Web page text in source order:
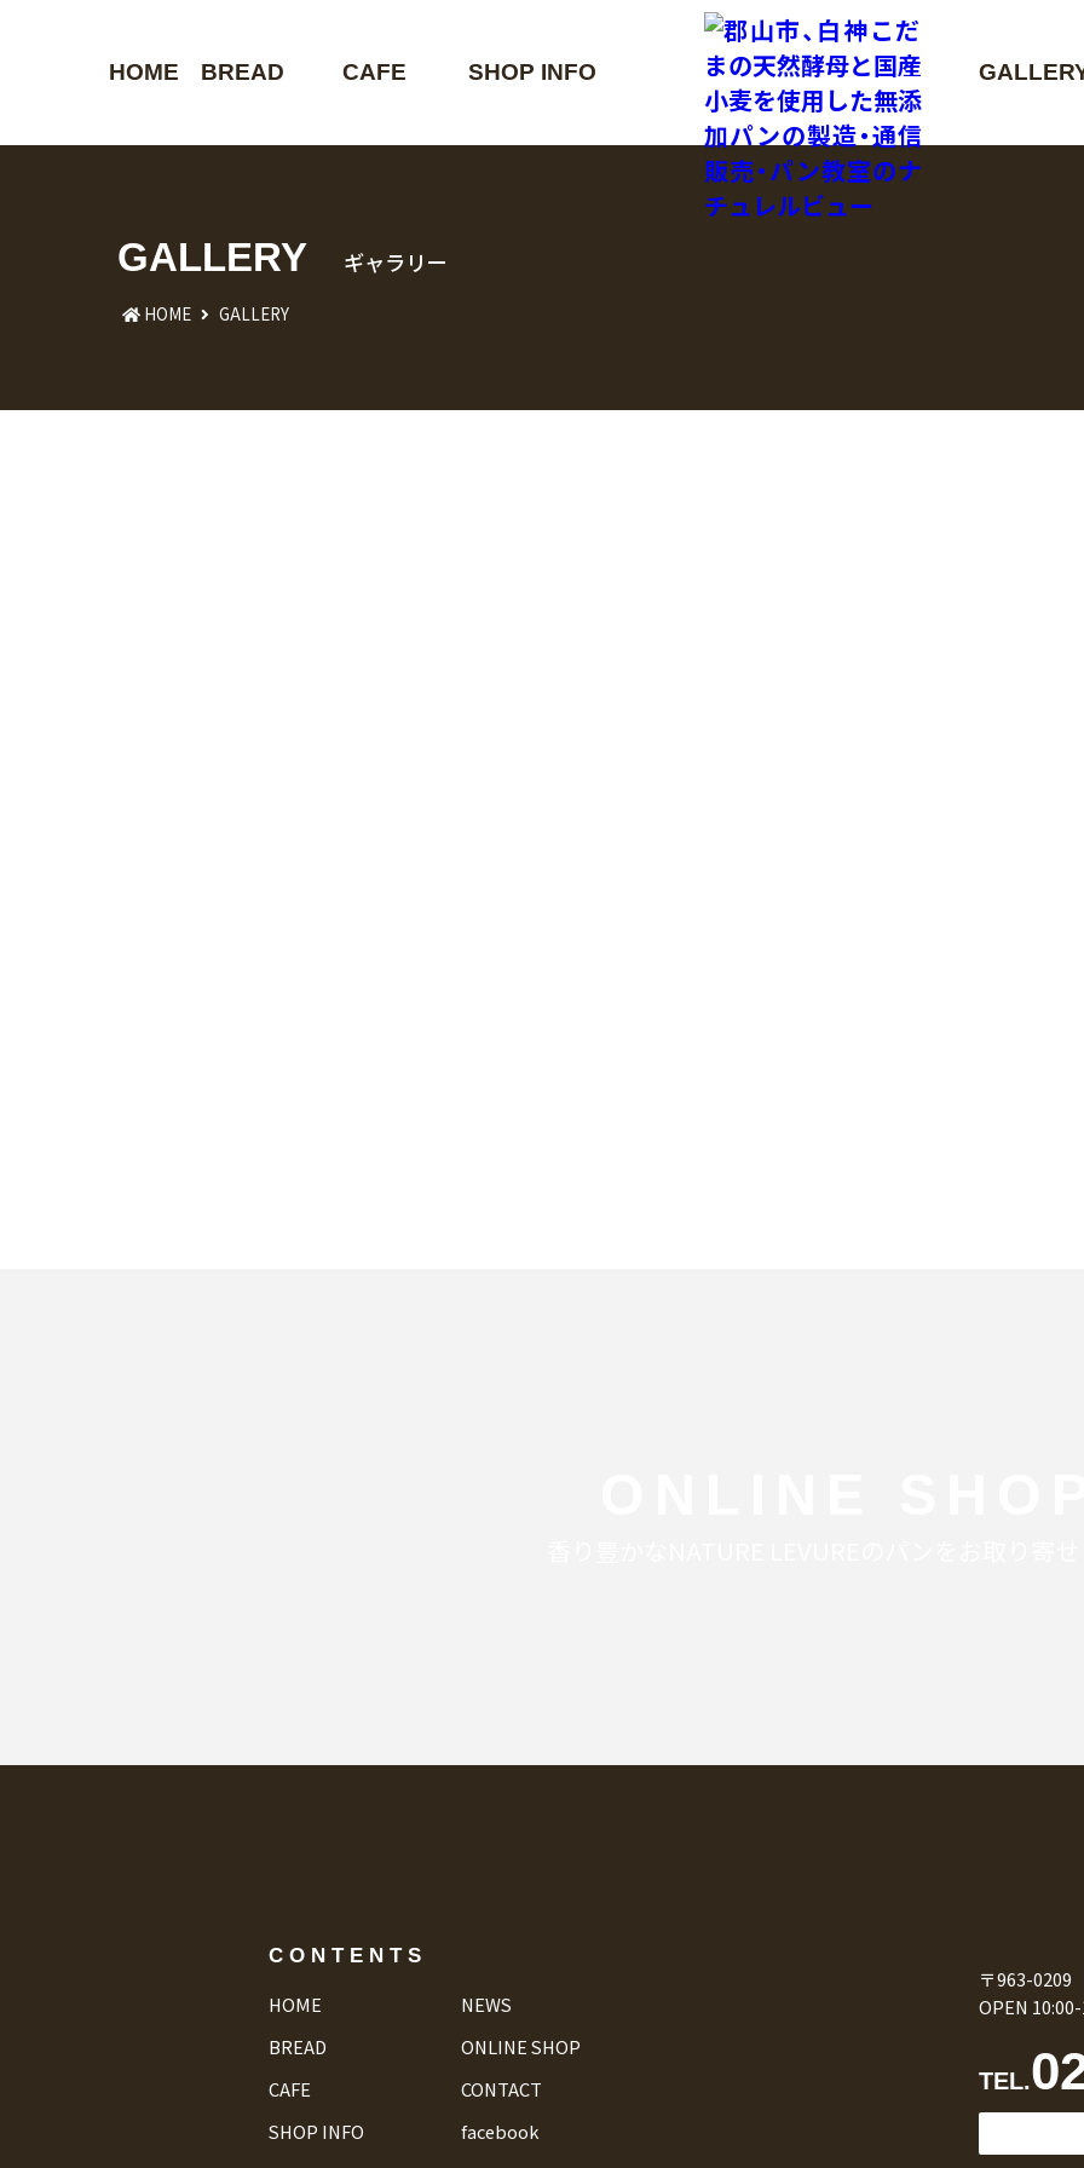
HOME BREAD CAFE SHOP INFO
GALLERY ギャラリー
HOME GALLERY
CONTENTS
HOME
BREAD
CAFE
SHOP INFO
NEWS
ONLINE SHOP
CONTACT
facebook
〒963-
OPEN
TEL.